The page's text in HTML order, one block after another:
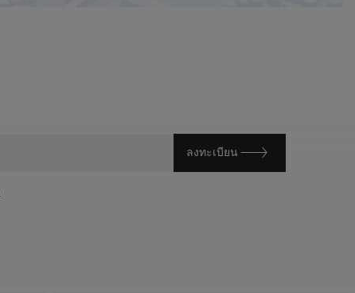
ลงทะเบียน